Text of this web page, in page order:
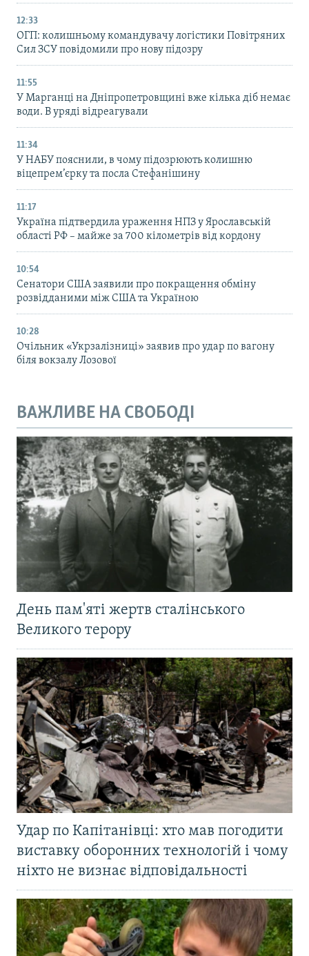
12:33
ОГП: колишньому командувачу логістики Повітряних
Сил ЗСУ повідомили про нову підозру
11:55
У Марганці на Дніпропетровщині вже кілька діб немає
води. В уряді відреагували
11:34
У НАБУ пояснили, в чому підозрюють колишню
віцепрем’єрку та посла Стефанішину
11:17
Україна підтвердила ураження НПЗ у Ярославській
області РФ – майже за 700 кілометрів від кордону
10:54
Сенатори США заявили про покращення обміну
розвідданими між США та Україною
10:28
Очільник «Укрзалізниці» заявив про удар по вагону
біля вокзалу Лозової
ВАЖЛИВЕ НА СВОБОДІ
День пам'яті жертв сталінського
Великого терору
Удар по Капітанівці: хто мав погодити
виставку оборонних технологій і чому
ніхто не визнає відповідальності